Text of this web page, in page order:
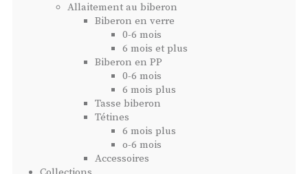
Allaitement au biberon
Biberon en verre
0-6 mois
6 mois et plus
Biberon en PP
0-6 mois
6 mois plus
Tasse biberon
Tétines
6 mois plus
o-6 mois
Accessoires